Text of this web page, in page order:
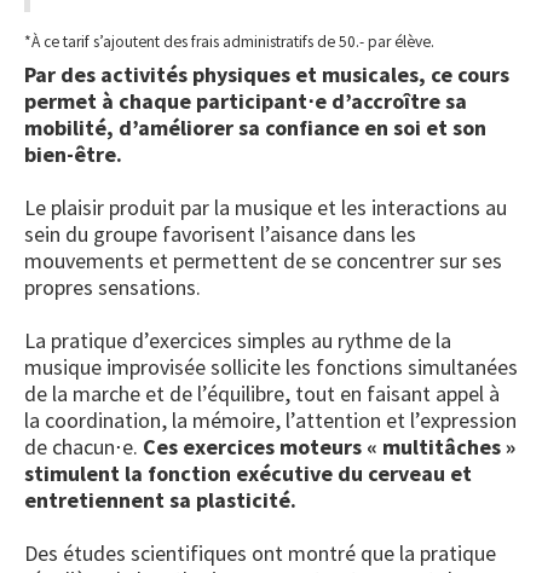
*À ce tarif s’ajoutent des frais administratifs de 50.- par élève.
Par des activités physiques et musicales, ce cours
permet à chaque participant⋅e d’accroître sa
mobilité, d’améliorer sa confiance en soi et son
bien-être.
Le plaisir produit par la musique et les interactions au
sein du groupe favorisent l’aisance dans les
mouvements et permettent de se concentrer sur ses
propres sensations.
La pratique d’exercices simples au rythme de la
musique improvisée sollicite les fonctions simultanées
de la marche et de l’équilibre, tout en faisant appel à
la coordination, la mémoire, l’attention et l’expression
de chacun⋅e. Ces exercices moteurs « multitâches »
stimulent la fonction exécutive du cerveau et
entretiennent sa plasticité.
Des études scientifiques ont montré que la pratique